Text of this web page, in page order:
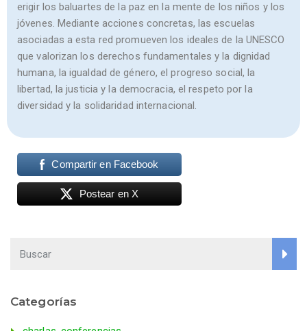
erigir los baluartes de la paz en la mente de los niños y los
jóvenes. Mediante acciones concretas, las escuelas
asociadas a esta red promueven los ideales de la UNESCO
que valorizan los derechos fundamentales y la dignidad
humana, la igualdad de género, el progreso social, la
libertad, la justicia y la democracia, el respeto por la
diversidad y la solidaridad internacional.
Compartir en Facebook
Postear en X
Categorías